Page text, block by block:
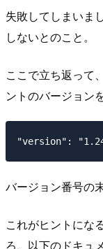
失敗してしまいま
しないとのこと。
ここで立ち返って
ントのバージョン
バージョン番号の
これがヒントにな
ろ、以下のドキュ